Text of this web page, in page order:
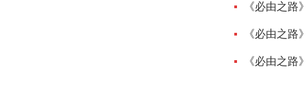
《必由之路
《必由之路
《必由之路